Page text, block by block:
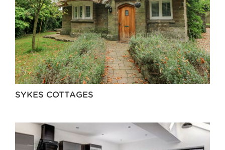
SYKES COTTAGES